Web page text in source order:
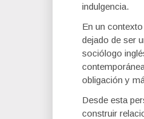
indulgencia.
En un
dejado de ser
sociólogo
obligación y
Desde esta
construir